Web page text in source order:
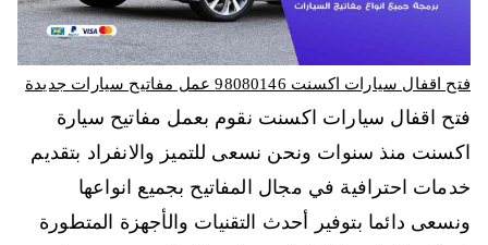
فتح اقفال سيارات اكسنت 98080146‬ عمل مفاتيح سيارات جديدة
فتح اقفال سيارات اكسنت نقوم بعمل مفاتيح سيارة
اكسنت منذ سنوات ونحن نسعى للتميز والانفراد بتقديم
خدمات احترافية في مجال المفاتيح بجميع انواعها
ونسعى دائما بتوفير أحدث التقنيات والأجهزة المتطورة